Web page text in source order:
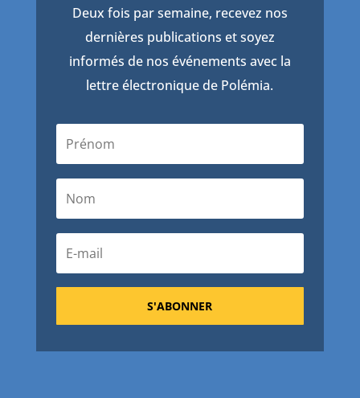
Deux fois par semaine, recevez nos
dernières publications et soyez
informés de nos événements avec la
lettre électronique de Polémia.
S'ABONNER